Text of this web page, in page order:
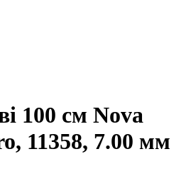
100 см Nova
11358, 7.00 мм